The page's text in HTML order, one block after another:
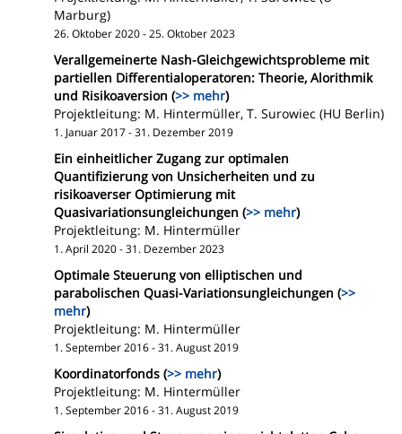
Marburg)
26. Oktober 2020 - 25. Oktober 2023
Verallgemeinerte Nash-Gleichgewichtsprobleme mit
partiellen Differentialoperatoren: Theorie, Alorithmik
und Risikoaversion (>> mehr)
Projektleitung: M. Hintermüller, T. Surowiec (HU Berlin)
1. Januar 2017 - 31. Dezember 2019
Ein einheitlicher Zugang zur optimalen
Quantifizierung von Unsicherheiten und zu
risikoaverser Optimierung mit
Quasivariationsungleichungen (>> mehr)
Projektleitung: M. Hintermüller
1. April 2020 - 31. Dezember 2023
Optimale Steuerung von elliptischen und
parabolischen Quasi-Variationsungleichungen (>>
mehr)
Projektleitung: M. Hintermüller
1. September 2016 - 31. August 2019
Koordinatorfonds (>> mehr)
Projektleitung: M. Hintermüller
1. September 2016 - 31. August 2019